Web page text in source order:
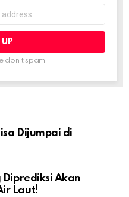
don't spam
Dijumpai di
Diprediksi Akan
Laut!